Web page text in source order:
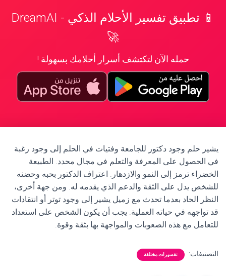
📱 تطبيق تفسير الأحلام الذكي - DreamAI
🚀
حمله الآن لتكتشف أسرار أحلامك بسهولة !
يشير حلم وجود دكتور للجامعة وفتيات في الحلم إلى وجود رغبة
في الحصول على المعرفة والتعلم في مجال محدد. الطبيعة
الخضراء ترمز إلى النمو والازدهار. اعتراف الدكتور بحبه وحضنه
للشخص يدل على الثقة والدعم الذي يقدمه له. ومن جهة أخرى،
النظر الحاد بعدما تحدث مع زميل يشير إلى وجود توتر أو انتقادات
قد تواجهه في حياته العملية. يجب أن يكون الشخص على استعداد
للتعامل مع هذه الصعوبات والمواجهة بها بثقة وقوة.
التصنيفات: تفسيرات مختلفة